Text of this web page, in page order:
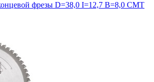
фрезы D=38,0 I=12,7 B=8,0 CMT